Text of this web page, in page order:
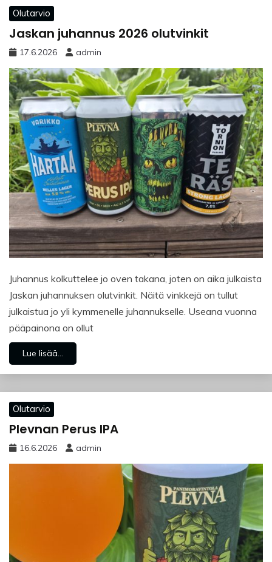
Olutarvio
Jaskan juhannus 2026 olutvinkit
17.6.2026 admin
Juhannus kolkuttelee jo oven takana, joten on aika julkaista
Jaskan juhannuksen olutvinkit. Näitä vinkkejä on tullut
julkaistua jo yli kymmenelle juhannukselle. Useana vuonna
pääpainona on ollut
Lue lisää...
Olutarvio
Plevnan Perus IPA
16.6.2026 admin